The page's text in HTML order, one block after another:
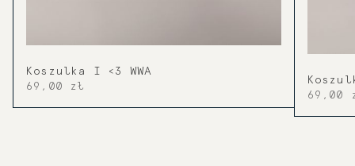
Koszulka I <3 WWA
69,00 zł
69,00